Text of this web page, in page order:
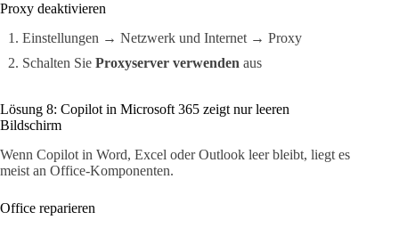
Proxy deaktivieren
Einstellungen → Netzwerk und Internet → Proxy
Schalten Sie Proxyserver verwenden aus
Lösung 8: Copilot in Microsoft 365 zeigt nur leeren
Bildschirm
Wenn Copilot in Word, Excel oder Outlook leer bleibt, liegt es
meist an Office-Komponenten.
Office reparieren